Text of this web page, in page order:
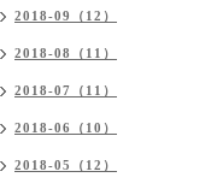
2018-09（12）
2018-08（11）
2018-07（11）
2018-06（10）
2018-05（12）